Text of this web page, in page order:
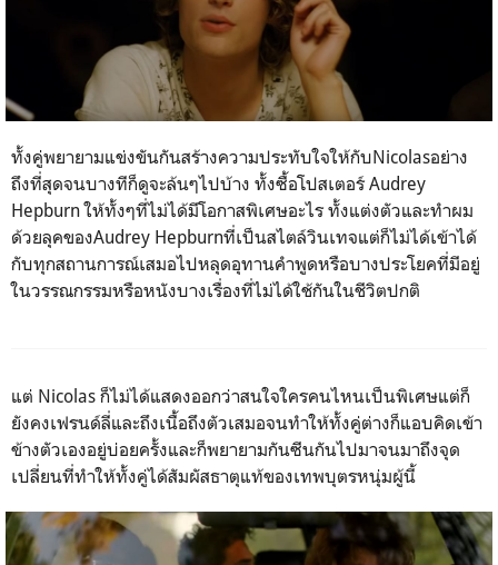
ทั้งคู่พยายามแข่งขันกันสร้างความประทับใจให้กับNicolasอย่าง
ถึงที่สุดจนบางทีก็ดูจะล้นๆไปบ้าง ทั้งซื้อโปสเตอร์ Audrey
Hepburnให้ทั้งๆที่ไม่ได้มีโอกาสพิเศษอะไร ทั้งแต่งตัวและทำผม
ด้วยลุคของAudrey Hepburnที่เป็นสไตล์วินเทจแต่ก็ไม่ได้เข้าได้
กับทุกสถานการณ์เสมอไปหลุดอุทานคำพูดหรือบางประโยคที่มีอยู่
ในวรรณกรรมหรือหนังบางเรื่องที่ไม่ได้ใช้กันในชีวิตปกติ
แต่ Nicolas ก็ไม่ได้แสดงออกว่าสนใจใครคนไหนเป็นพิเศษแต่ก็
ยังคงเฟรนด์ลี่และถึงเนื้อถึงตัวเสมอจนทำให้ทั้งคู่ต่างก็แอบคิดเข้า
ข้างตัวเองอยู่บ่อยครั้งและก็พยายามกันซีนกันไปมาจนมาถึงจุด
เปลี่ยนที่ทำให้ทั้งคู่ได้สัมผัสธาตุแท้ของเทพบุตรหนุ่มผู้นี้